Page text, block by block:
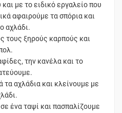
με το ειδικό εργαλείο που
αφαιρούμε τα σπόρια και
αχλάδι.
τους ξηρούς καρπούς και
την κανέλα και το
τα αχλάδια και κλείνουμε με
ένα ταψί και πασπαλίζουμε